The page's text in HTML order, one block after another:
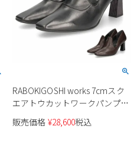
RABOKIGOSHI works 7cmスク
エアトウカットワークパンプス
12838 レディース
販売価格 ¥28,600税込